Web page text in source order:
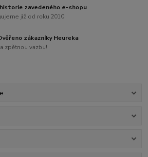
zavedeného e-shopu
již od roku 2010.
zákazníky Heureka
zpětnou vazbu!